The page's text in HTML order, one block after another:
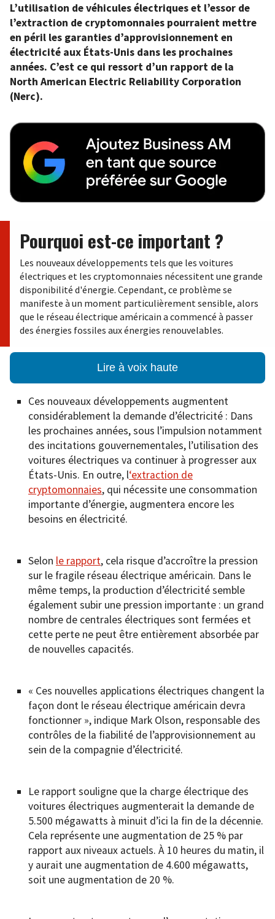
L’utilisation de véhicules électriques et l’essor de
l’extraction de cryptomonnaies pourraient mettre
en péril les garanties d’approvisionnement en
électricité aux États-Unis dans les prochaines
années. C’est ce qui ressort d’un rapport de la
North American Electric Reliability Corporation
(Nerc).
Pourquoi est-ce important ?
Les nouveaux développements tels que les voitures
électriques et les cryptomonnaies nécessitent une grande
disponibilité d'énergie. Cependant, ce problème se
manifeste à un moment particulièrement sensible, alors
que le réseau électrique américain a commencé à passer
des énergies fossiles aux énergies renouvelables.
Lire à voix haute
Ces nouveaux développements augmentent
considérablement la demande d’électricité : Dans
les prochaines années, sous l’impulsion notamment
des incitations gouvernementales, l’utilisation des
voitures électriques va continuer à progresser aux
États-Unis. En outre, l‘extraction de
cryptomonnaies, qui nécessite une consommation
importante d’énergie, augmentera encore les
besoins en électricité.
Selon le rapport, cela risque d’accroître la pression
sur le fragile réseau électrique américain. Dans le
même temps, la production d’électricité semble
également subir une pression importante : un grand
nombre de centrales électriques sont fermées et
cette perte ne peut être entièrement absorbée par
de nouvelles capacités.
« Ces nouvelles applications électriques changent la
façon dont le réseau électrique américain devra
fonctionner », indique Mark Olson, responsable des
contrôles de la fiabilité de l’approvisionnement au
sein de la compagnie d’électricité.
Le rapport souligne que la charge électrique des
voitures électriques augmenterait la demande de
5.500 mégawatts à minuit d’ici la fin de la décennie.
Cela représente une augmentation de 25 % par
rapport aux niveaux actuels. À 10 heures du matin, il
y aurait une augmentation de 4.600 mégawatts,
soit une augmentation de 20 %.